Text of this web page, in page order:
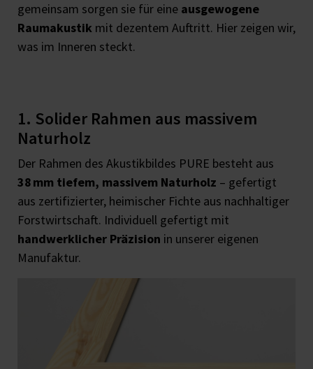
gemeinsam sorgen sie für eine ausgewogene
Raumakustik mit dezentem Auftritt. Hier zeigen wir,
was im Inneren steckt.
1. Solider Rahmen aus massivem
Naturholz
Der Rahmen des Akustikbildes PURE besteht aus
38 mm tiefem, massivem Naturholz – gefertigt
aus zertifizierter, heimischer Fichte aus nachhaltiger
Forstwirtschaft. Individuell gefertigt mit
handwerklicher Präzision in unserer eigenen
Manufaktur.